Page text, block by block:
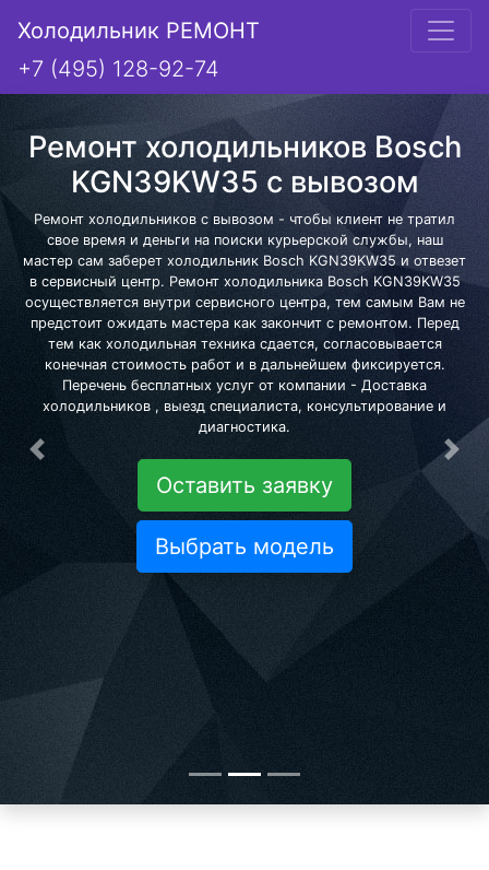
Холодильник РЕМОНТ
+7 (495) 128-92-74
Ремонт холодильников Bosch
KGN39KW35 с вывозом
Ремонт холодильников с вывозом - чтобы клиент не тратил
свое время и деньги на поиски курьерской службы, наш
мастер сам заберет холодильник Bosch KGN39KW35 и отвезет
в сервисный центр. Ремонт холодильника Bosch KGN39KW35
осуществляется внутри сервисного центра, тем самым Вам не
предстоит ожидать мастера как закончит с ремонтом. Перед
тем как холодильная техника сдается, согласовывается
конечная стоимость работ и в дальнейшем фиксируется.
Перечень бесплатных услуг от компании - Доставка
холодильников , выезд специалиста, консультирование и
диагностика.
Оставить заявку
Выбрать модель
Предыдущая